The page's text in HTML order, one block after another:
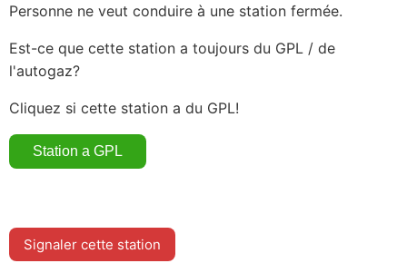
Personne ne veut conduire à une station fermée.
Est-ce que cette station a toujours du GPL / de
l'autogaz?
Cliquez si cette station a du GPL!
Signaler cette station